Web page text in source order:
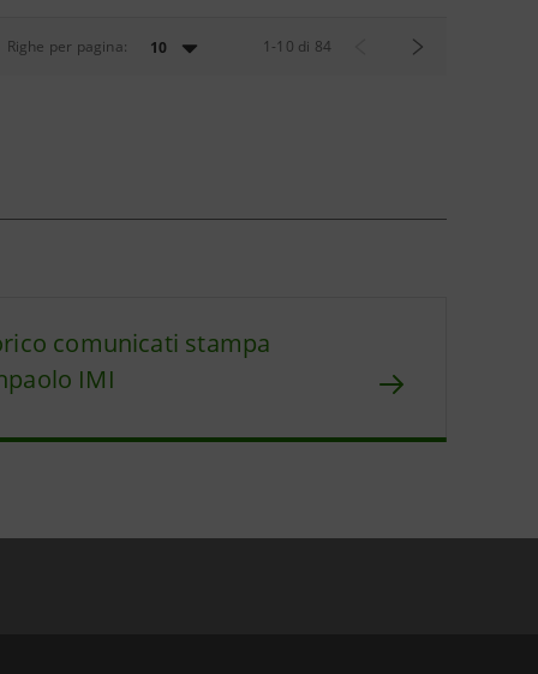
Righe per pagina: 10 1 -10 di 84
comunicati stampa
IMI